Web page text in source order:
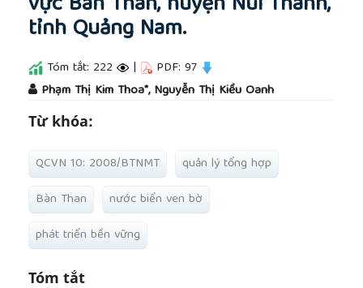
tỉnh Quảng Nam.
Tóm tắt: 222 | PDF: 97
Phạm Thị Kim Thoa*, Nguyễn Thị Kiều Oanh
Từ khóa:
QCVN 10: 2008/BTNMT
quản lý tổng hợp
Bàn Than
nước biển ven bờ
phát triển bền vững
Tóm tắt